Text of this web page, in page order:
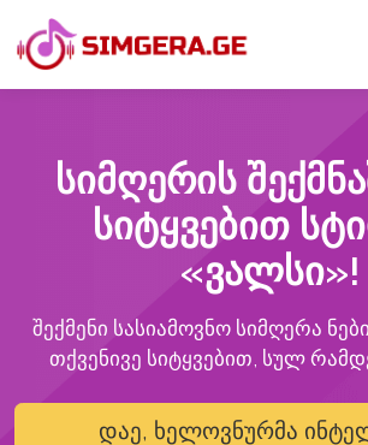
სიმღერის
სიტყვებით
«ვალსი»!
შექმენი სასიამოვნო სიმღერა
თქვენივე სიტყვებით, სულ
დაე, ხელოვნურმა